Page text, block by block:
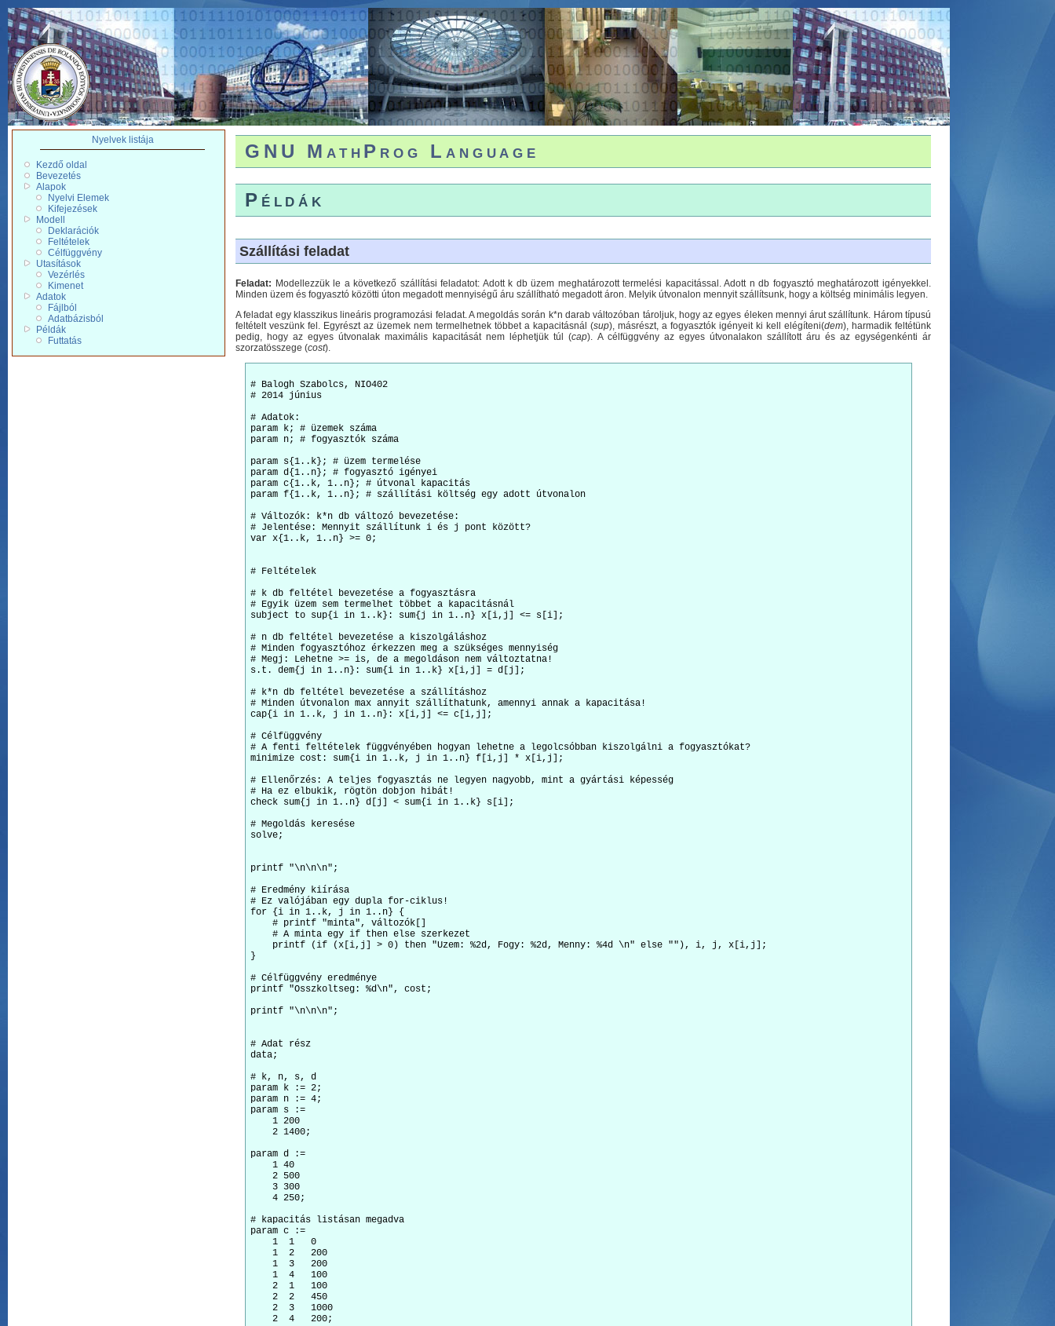
Nyelvek listája
Kezdő oldal
Bevezetés
Alapok
Nyelvi Elemek
Kifejezések
Modell
Deklarációk
Feltételek
Célfüggvény
Utasítások
Vezérlés
Kimenet
Adatok
Fájlból
Adatbázisból
Példák
Futtatás
GNU MathProg Language
Példák
Szállítási feladat
Feladat: Modellezzük le a következő szállítási feladatot: Adott k db üzem meghatározott termelési kapacitással. Adott n db fogyasztó meghatározott igényekkel.
Minden üzem és fogyasztó közötti úton megadott mennyiségű áru szállítható megadott áron. Melyik útvonalon mennyit szállítsunk, hogy a költség minimális legyen.
A feladat egy klasszikus lineáris programozási feladat. A megoldás során k*n darab változóban tároljuk, hogy az egyes éleken mennyi árut szállítunk. Három típusú
feltételt veszünk fel. Egyrészt az üzemek nem termelhetnek többet a kapacitásnál (sup), másrészt, a fogyasztók igényeit ki kell elégíteni(dem), harmadik feltétünk
pedig, hogy az egyes útvonalak maximális kapacitását nem léphetjük túl (cap). A célfüggvény az egyes útvonalakon szállított áru és az egységenkénti ár
szorzatösszege (cost).
# Balogh Szabolcs, NIO402
# 2014 június
# Adatok:
param k; # üzemek száma
param n; # fogyasztók száma
param s{1..k}; # üzem termelése
param d{1..n}; # fogyasztó igényei
param c{1..k, 1..n}; # útvonal kapacitás
param f{1..k, 1..n}; # szállítási költség egy adott útvonalon
# Változók: k*n db változó bevezetése:
# Jelentése: Mennyit szállítunk i és j pont között?
var x{1..k, 1..n} >= 0;
# Feltételek
# k db feltétel bevezetése a fogyasztásra
# Egyik üzem sem termelhet többet a kapacitásnál
subject to sup{i in 1..k}: sum{j in 1..n} x[i,j] <= s[i];
# n db feltétel bevezetése a kiszolgáláshoz
# Minden fogyasztóhoz érkezzen meg a szükséges mennyiség
# Megj: Lehetne >= is, de a megoldáson nem változtatna!
s.t. dem{j in 1..n}: sum{i in 1..k} x[i,j] = d[j];
# k*n db feltétel bevezetése a szállításhoz
# Minden útvonalon max annyit szállíthatunk, amennyi annak a kapacitása!
cap{i in 1..k, j in 1..n}: x[i,j] <= c[i,j];
# Célfüggvény
# A fenti feltételek függvényében hogyan lehetne a legolcsóbban kiszolgálni a fogyasztókat?
minimize cost: sum{i in 1..k, j in 1..n} f[i,j] * x[i,j];
# Ellenőrzés: A teljes fogyasztás ne legyen nagyobb, mint a gyártási képesség
# Ha ez elbukik, rögtön dobjon hibát!
check sum{j in 1..n} d[j] < sum{i in 1..k} s[i];
# Megoldás keresése
solve;
printf "\n\n\n";
# Eredmény kiírása
# Ez valójában egy dupla for-ciklus!
for {i in 1..k, j in 1..n} {
    # printf "minta", változók[]
    # A minta egy if then else szerkezet
    printf (if (x[i,j] > 0) then "Uzem: %2d, Fogy: %2d, Menny: %4d \n" else ""), i, j, x[i,j];
}
# Célfüggvény eredménye
printf "Osszkoltseg: %d\n", cost;
printf "\n\n\n";
# Adat rész
data;
# k, n, s, d
param k := 2;
param n := 4;
param s :=
    1 200
    2 1400;
param d :=
    1 40
    2 500
    3 300
    4 250;
# kapacitás listásan megadva
param c :=
    1  1   0
    1  2   200
    1  3   200
    1  4   100
    2  1   100
    2  2   450
    2  3   1000
    2  4   200;